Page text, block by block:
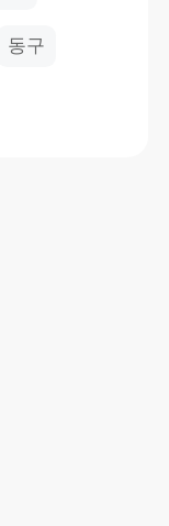
동구